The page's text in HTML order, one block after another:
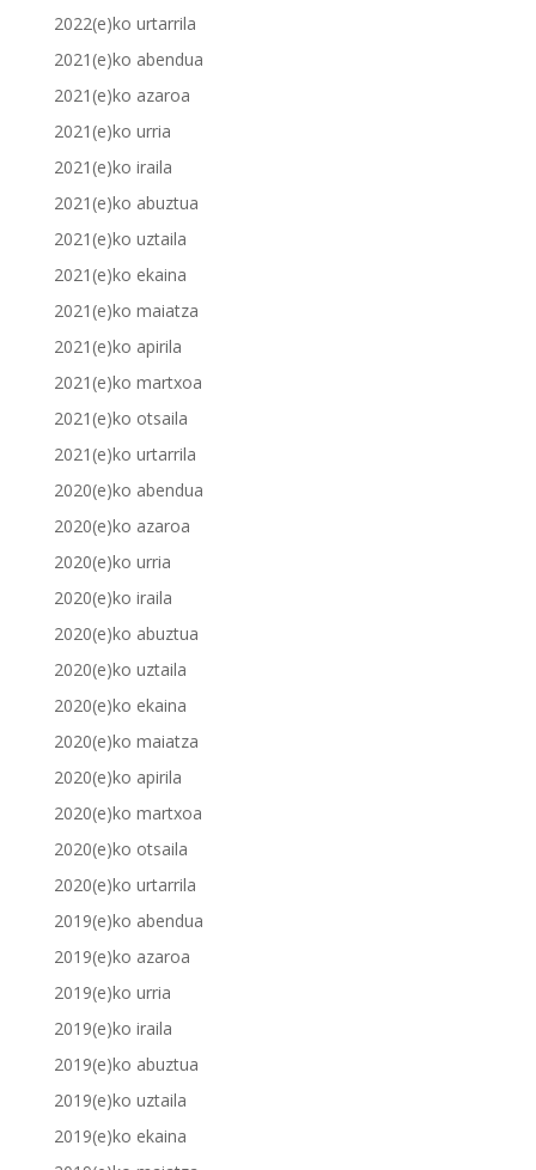
2022(e)ko urtarrila
2021(e)ko abendua
2021(e)ko azaroa
2021(e)ko urria
2021(e)ko iraila
2021(e)ko abuztua
2021(e)ko uztaila
2021(e)ko ekaina
2021(e)ko maiatza
2021(e)ko apirila
2021(e)ko martxoa
2021(e)ko otsaila
2021(e)ko urtarrila
2020(e)ko abendua
2020(e)ko azaroa
2020(e)ko urria
2020(e)ko iraila
2020(e)ko abuztua
2020(e)ko uztaila
2020(e)ko ekaina
2020(e)ko maiatza
2020(e)ko apirila
2020(e)ko martxoa
2020(e)ko otsaila
2020(e)ko urtarrila
2019(e)ko abendua
2019(e)ko azaroa
2019(e)ko urria
2019(e)ko iraila
2019(e)ko abuztua
2019(e)ko uztaila
2019(e)ko ekaina